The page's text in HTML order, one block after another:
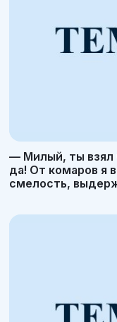
— Милый, ты взял
да! От комаров я
смелость,